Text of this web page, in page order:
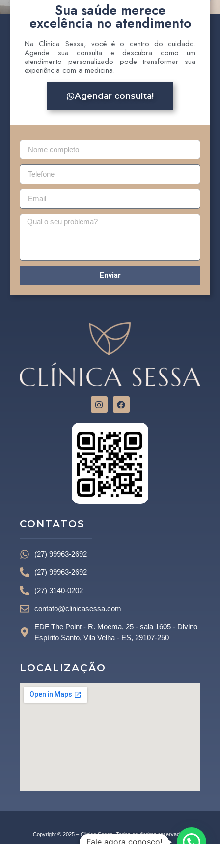
Sua saúde merece
excelência no atendimento
Na Clínica Sessa, você é o centro do cuidado.
Agende sua consulta e descubra como um
atendimento personalizado pode transformar sua
experiência com a medicina.
Agendar consulta!
Enviar
CONTATOS
(27) 99963-2692
(27) 99963-2692
(27) 3140-0202
contato@clinicasessa.com
EDF The Point - R. Moema, 25 - sala 1605 - Divino
Espírito Santo, Vila Velha - ES, 29107-250
LOCALIZAÇÃO
Copyright © 2025 – Clinica Sessa. Todos os direitos reservados.
Fale agora conosco!